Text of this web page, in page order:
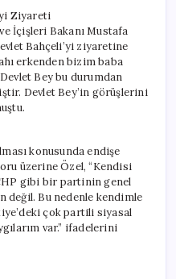
Ziyareti
İçişleri Bakanı Mustafa
Bahçeli’yi ziyaretine
erkenden bizim baba
Bey bu durumdan
Devlet Bey’in görüşlerini
konusunda endişe
üzerine Özel, “Kendisi
gibi bir partinin genel
değil. Bu nedenle kendimle
çok partili siyasal
var.” ifadelerini